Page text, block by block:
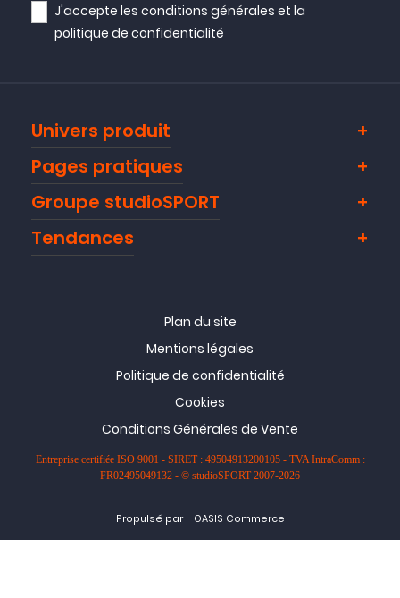
J'accepte lesconditions générales et la
politique de confidentialité
Univers produit
Pages pratiques
Groupe studioSPORT
Tendances
Plan du site
Mentions légales
Politique de confidentialité
Cookies
Conditions Générales de Vente
Entreprise certifiée ISO 9001 - SIRET : 49504913200105 - TVA IntraComm :
FR02495049132 - © studioSPORT 2007-2026
Propulsé par- OASIS Commerce